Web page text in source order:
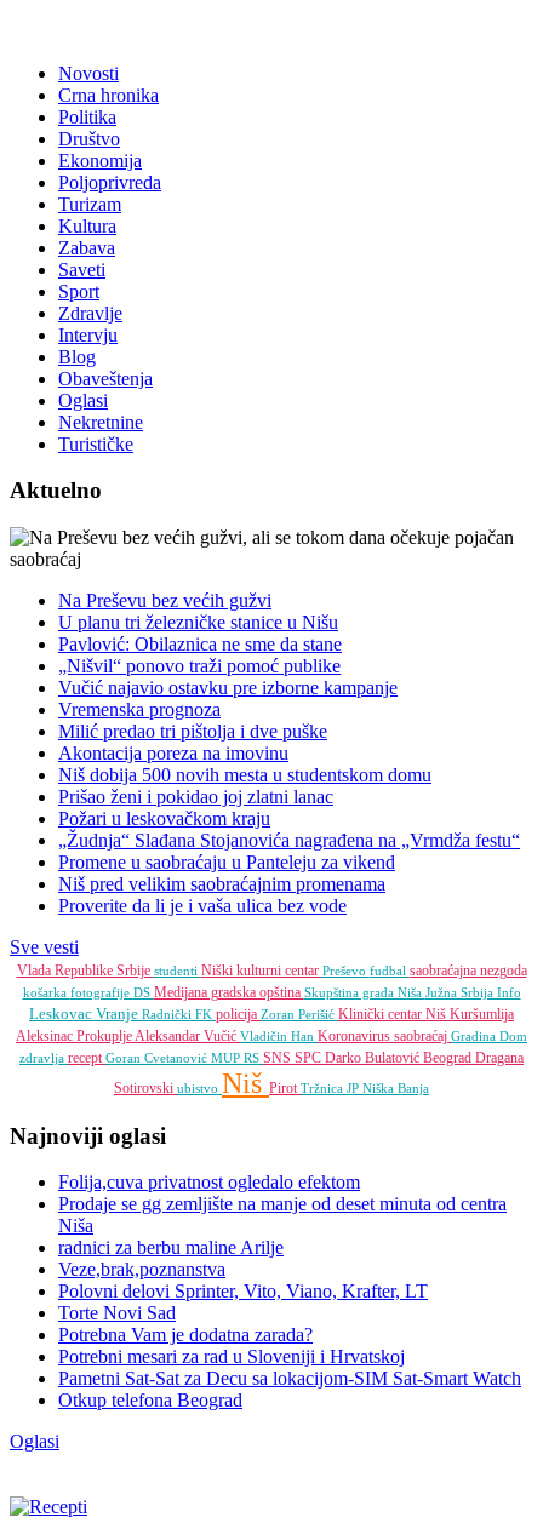
Novosti
Crna hronika
Politika
Društvo
Ekonomija
Poljoprivreda
Turizam
Kultura
Zabava
Saveti
Sport
Zdravlje
Intervju
Blog
Obaveštenja
Oglasi
Nekretnine
Turističke
Aktuelno
Na Preševu bez većih gužvi
U planu tri železničke stanice u Nišu
Pavlović: Obilaznica ne sme da stane
„Nišvil“ ponovo traži pomoć publike
Vučić najavio ostavku pre izborne kampanje
Vremenska prognoza
Milić predao tri pištolja i dve puške
Akontacija poreza na imovinu
Niš dobija 500 novih mesta u studentskom domu
Prišao ženi i pokidao joj zlatni lanac
Požari u leskovačkom kraju
„Žudnja“ Slađana Stojanovića nagrađena na „Vrmdža festu“
Promene u saobraćaju u Panteleju za vikend
Niš pred velikim saobraćajnim promenama
Proverite da li je i vaša ulica bez vode
Sve vesti
Vlada Republike Srbije studenti Niški kulturni centar Preševo fudbal saobraćajna nezgoda
košarka fotografije DS Medijana gradska opština Skupština grada Niša Južna Srbija Info
Leskovac Vranje Radnički FK policija Zoran Perišić Klinički centar Niš Kuršumlija
Aleksinac ProkupljeAleksandar Vučić Vladičin Han Koronavirus saobraćaj Gradina Dom
zdravlja receptGoran Cvetanović MUP RS SNS SPC Darko Bulatović Beograd Dragana
Sotirovski ubistvo Niš PirotTržnica JP Niška Banja
Najnoviji oglasi
Folija,cuva privatnost ogledalo efektom
Prodaje se gg zemljište na manje od deset minuta od centra
Niša
radnici za berbu maline Arilje
Veze,brak,poznanstva
Polovni delovi Sprinter, Vito, Viano, Krafter, LT
Torte Novi Sad
Potrebna Vam je dodatna zarada?
Potrebni mesari za rad u Sloveniji i Hrvatskoj
Pametni Sat-Sat za Decu sa lokacijom-SIM Sat-Smart Watch
Otkup telefona Beograd
Oglasi